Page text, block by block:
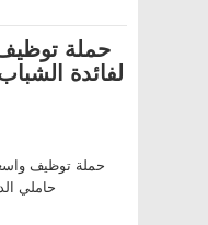
لفائدة